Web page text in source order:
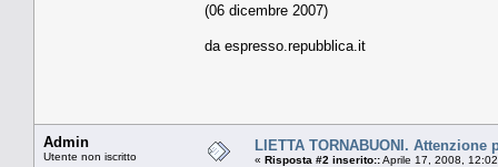
(06 dicembre 2007)
da espresso.repubblica.it
Admin
Utente non iscritto
LIETTA TORNABUONI.
« Risposta #2 inserito::Aprile 17, 2008,